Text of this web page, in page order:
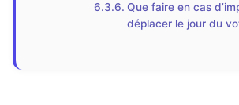
Que faire en cas
déplacer le jour du